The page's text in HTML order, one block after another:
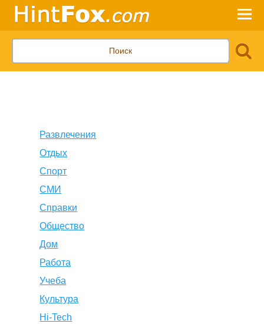
Развлечения
Отдых
Спорт
СМИ
Справки
Общество
Дом
Работа
Учеба
Культура
Hi-Tech